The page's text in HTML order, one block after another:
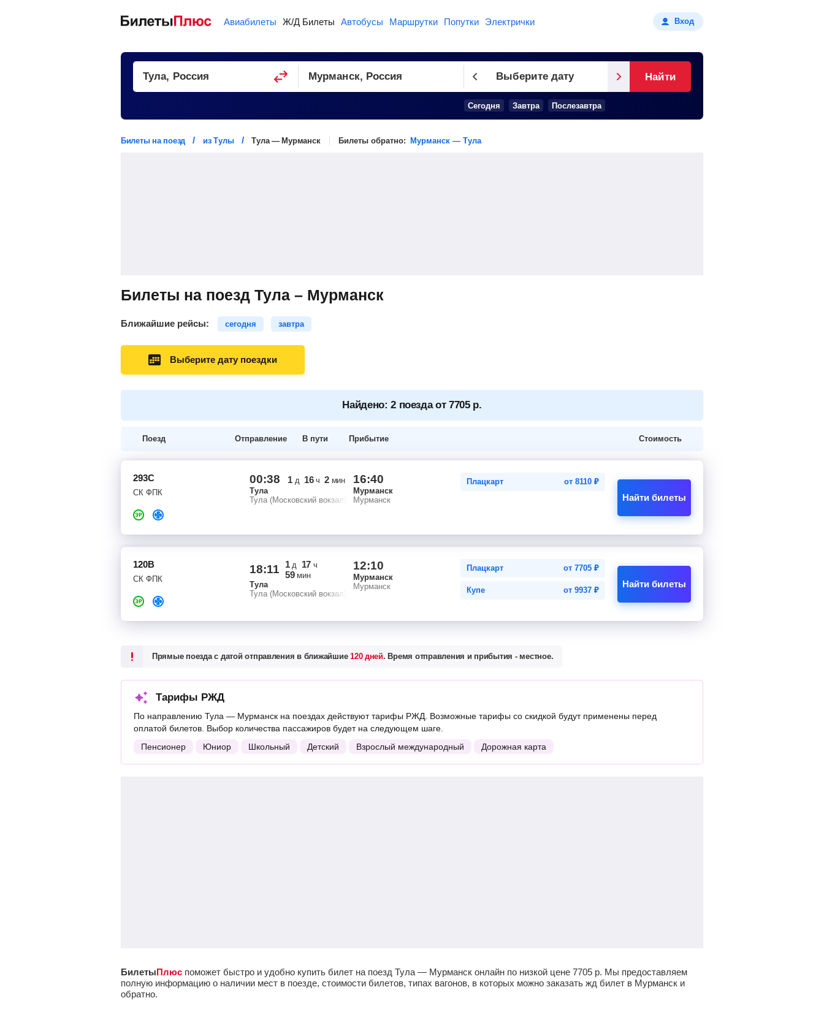
Авиабилеты Ж/Д Билеты Автобусы Маршрутки Попутки Электрички Вход
Выберите дату
Сегодня Завтра Послезавтра
Найти
Билеты на поезд из Тулы Тула — Мурманск Билеты обратно: Мурманск — Тула
Билеты на поезд Тула – Мурманск
Ближайшие рейсы: сегодня завтра
Выберите дату поездки
Найдено: 2 поезда от 7705 р.
Поезд Отправление В пути Прибытие Стоимость
293С
СК ФПК
00:38 1д 16ч2мин
Тула
Тула (Московский вокзал)
16:40
Мурманск
Мурманск
Плацкарт от 8110 ₽
Найти билеты
120В
СК ФПК
18:11 1д 17 ч
59мин
Тула
Тула (Московский вокзал)
12:10
Мурманск
Мурманск
Плацкарт от 7705 ₽
Купе от 9937 ₽
Найти билеты
Прямые поезда с датой отправления в ближайшие120 дней. Время отправления и прибытия - местное.
Тарифы РЖД
По направлению Тула — Мурманск на поездах действуют тарифы РЖД. Возможные тарифы со скидкой будут применены перед
оплатой билетов. Выбор количества пассажиров будет на следующем шаге.
Пенсионер
Юниор Школьный Детский Взрослый международный Дорожная карта
БилетыПлюс поможет быстро и удобно купить билет на поезд Тула — Мурманск онлайн по низкой цене 7705 р. Мы предоставляем
полную информацию о наличии мест в поезде, стоимости билетов, типах вагонов, в которых можно заказать жд билет в Мурманск и
обратно.